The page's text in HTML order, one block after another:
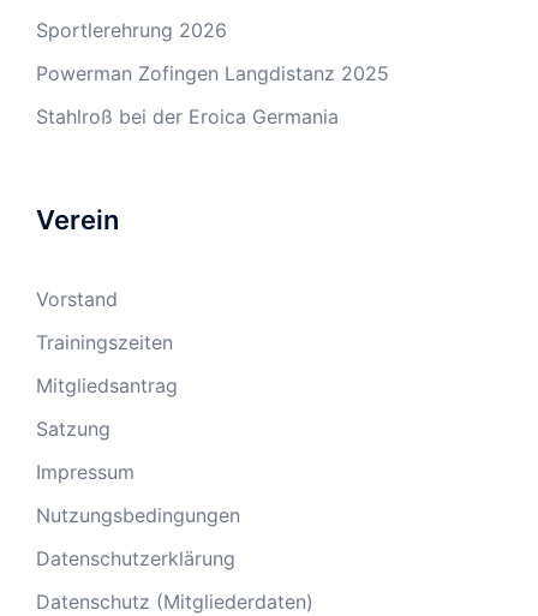
Sportlerehrung 2026
Powerman Zofingen Langdistanz 2025
Stahlroß bei der Eroica Germania
Verein
Vorstand
Trainingszeiten
Mitgliedsantrag
Satzung
Impressum
Nutzungsbedingungen
Datenschutzerklärung
Datenschutz (Mitgliederdaten)